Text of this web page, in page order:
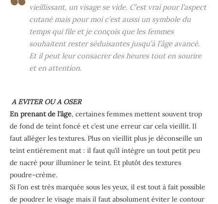
vieillissant, un visage se vide. C’est vrai pour l’aspect
cutané mais pour moi c’est aussi un symbole du
temps qui file et je conçois que les femmes
souhaitent rester séduisantes jusqu’à l’âge avancé.
Et il peut leur consacrer des heures tout en sourire
et en attention.
A EVITER OU A OSER
En prenant de l’âge, certaines femmes mettent souvent trop
de fond de teint foncé et c’est une erreur car cela vieillit. Il
faut alléger les textures. Plus on vieillit plus je déconseille un
teint entièrement mat : il faut qu’il intègre un tout petit peu
de nacré pour illuminer le teint. Et plutôt des textures
poudre-crème.
Si l’on est très marquée sous les yeux, il est tout à fait possible
de poudrer le visage mais il faut absolument éviter le contour